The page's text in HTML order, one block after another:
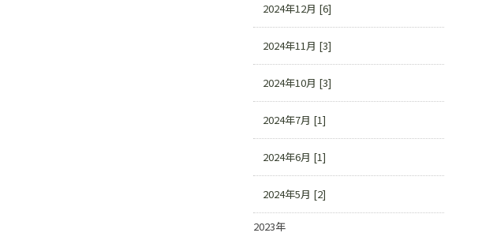
2024年12月 [6]
2024年11月 [3]
2024年10月 [3]
2024年7月 [1]
2024年6月 [1]
2024年5月 [2]
2023年